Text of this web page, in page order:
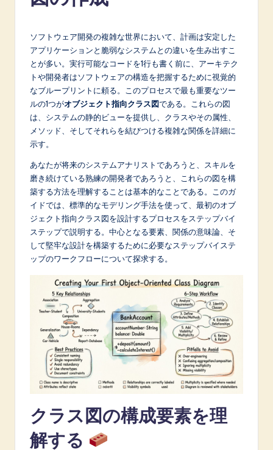
L
in
w
ソフトウェア開発の複雑な世界において、計画は安定した
アプリケーションと脆弱なシステムとの違いを生み出すこ
とが多い。実行可能なコードを1行も書く前に、アーキテク
トや開発者はソフトウェアの構造を把握するために視覚的
なブループリントに頼る。このプロセスで最も重要なツー
ルの1つがオブジェクト指向クラス図である。これらの図
は、システムの静的ビューを提供し、クラスやその属性、
メソッド、そしてそれらを結びつける複雑な関係を詳細に
示す。
あなたが将来のシステムアナリストであろうと、スキルを
磨き続けている熟練の開発者であろうと、これらの図を構
築する方法を理解することは基本的なことである。このガ
イドでは、標準的なモデリング手法を使って、最初のオブ
ジェクト指向クラス図を設計するプロセスをステップバイ
ステップで説明する。中心となる要素、関係の意味論、そ
して堅牢な設計を構築するために必要なステップバイステ
ップのワークフローについて探求する。
クラス図の構成要素を理
解する